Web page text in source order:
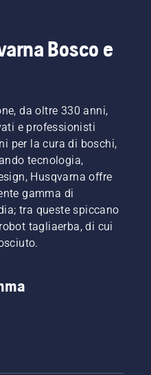
Bosco e
da oltre 330 anni,
e professionisti
per la cura di boschi,
tecnologia,
Husqvarna offre
gamma di
tra queste spiccano
tagliaerba, di cui